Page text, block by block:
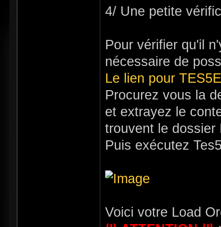
4/ Une petite
Pour vérifier qu'il
nécessaire de
Le lien pour
Procurez vous la
et extrayez le
trouvent le
Puis exécutez
Voici votre Load